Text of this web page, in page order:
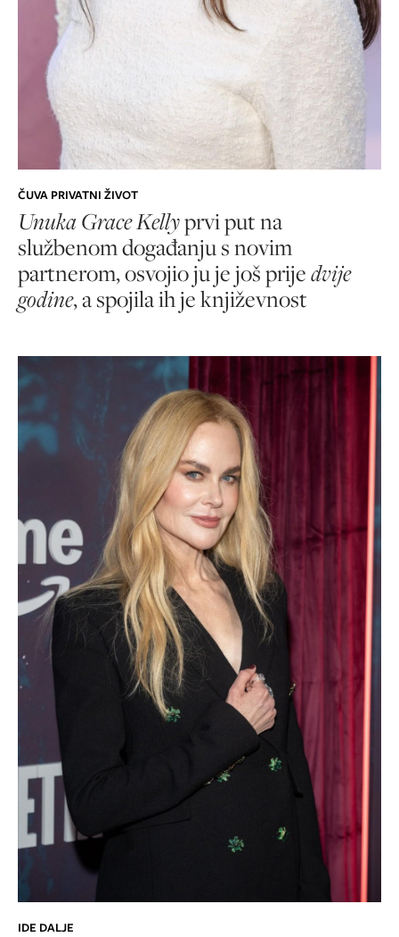
ČUVA PRIVATNI ŽIVOT
Unuka Grace Kellyprvi put na
službenom događanju s novim
partnerom, osvojio ju je još prijedvije
godine, a spojila ih je književnost
IDE DALJE